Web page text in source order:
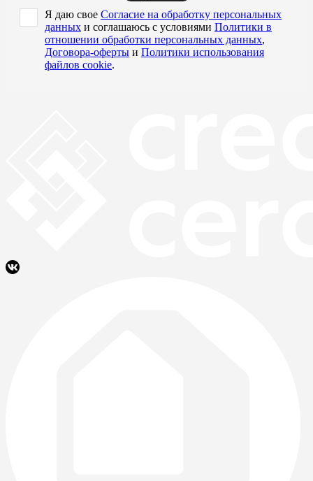
Я даю свое Согласие на обработку персональных
данных и соглашаюсь с условиями Политики в
отношении обработки персональных данных,
Договора-оферты и Политики использования
файлов cookie.